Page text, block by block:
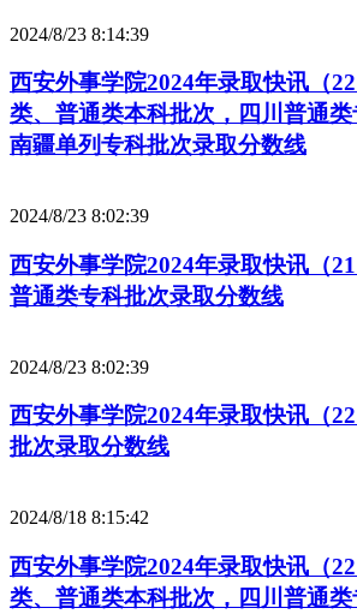
2024/8/23 8:14:39
西安外事学院2024年录取快讯（
类、普通类本科批次，四川普通
南疆单列专科批次录取分数线
2024/8/23 8:02:39
西安外事学院2024年录取快讯（
普通类专科批次录取分数线
2024/8/23 8:02:39
西安外事学院2024年录取快讯（
批次录取分数线
2024/8/18 8:15:42
西安外事学院2024年录取快讯（
类、普通类本科批次，四川普通